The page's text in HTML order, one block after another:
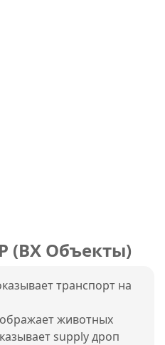
(ВХ Объекты)
транспорт на
животных
supply дроп